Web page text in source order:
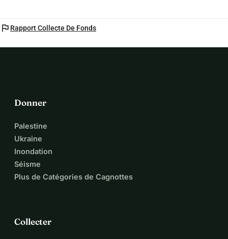
histoire.
flag Rapport Collecte De Fonds
Donner
Palestine
Ukraine
Inondation
Séisme
Plus de Catégories de Cagnottes
Collecter